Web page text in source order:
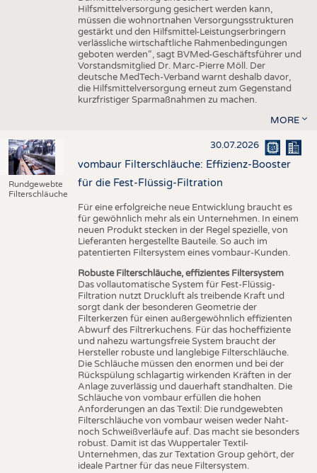
Hilfsmittelversorgung gesichert werden kann,
müssen die wohnortnahen Versorgungsstrukturen
gestärkt und den Hilfsmittel-Leistungserbringern
verlässliche wirtschaftliche Rahmenbedingungen
geboten werden“, sagt BVMed-Geschäftsführer und
Vorstandsmitglied Dr. Marc-Pierre Möll. Der
deutsche MedTech-Verband warnt deshalb davor,
die Hilfsmittelversorgung erneut zum Gegenstand
kurzfristiger Sparmaßnahmen zu machen.
MORE
Rundgewebte
Filterschläuche
30.07.2026
vombaur Filterschläuche: Effizienz-Booster
für die Fest-Flüssig-Filtration
Für eine erfolgreiche neue Entwicklung braucht es
für gewöhnlich mehr als ein Unternehmen. In einem
neuen Produkt stecken in der Regel spezielle, von
Lieferanten hergestellte Bauteile. So auch im
patentierten Filtersystem eines vombaur-Kunden.
Robuste Filterschläuche, effizientes Filtersystem
Das vollautomatische System für Fest-Flüssig-
Filtration nutzt Druckluft als treibende Kraft und
sorgt dank der besonderen Geometrie der
Filterkerzen für einen außergewöhnlich effizienten
Abwurf des Filtrerkuchens. Für das hocheffiziente
und nahezu wartungsfreie System braucht der
Hersteller robuste und langlebige Filterschläuche.
Die Schläuche müssen den enormen und bei der
Rückspülung schlagartig wirkenden Kräften in der
Anlage zuverlässig und dauerhaft standhalten. Die
Schläuche von vombaur erfüllen die hohen
Anforderungen an das Textil: Die rundgewebten
Filterschläuche von vombaur weisen weder Naht-
noch Schweißverläufe auf. Das macht sie besonders
robust. Damit ist das Wuppertaler Textil-
Unternehmen, das zur Textation Group gehört, der
ideale Partner für das neue Filtersystem.